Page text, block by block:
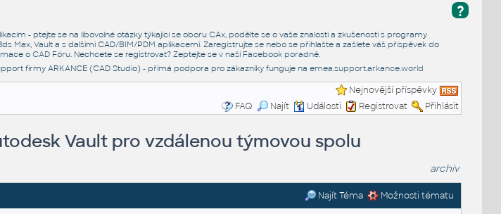
?
- ptejte se na libovolné otázky týkající se oboru CAx, podělte se o vaše znalosti a zkušenosti s programy
Max, Vault a s dalšími CAD/BIM/PDM aplikacemi. Zaregistrujte se nebo se přihlašte a zašlete váš příspěvek do
o CAD Fóru. Nechcete se registrovat? Zeptejte se v naší Facebook poradně.
firmy ARKANCE (CAD Studio) - přímá podpora pro zákazníky funguje na emea.support.arkance.world
Nejnovější příspěvky
FAQ
Najít Události Registrovat Přihlásit
Vault pro vzdálenou týmovou spolu
archiv
Najít Téma Možnosti tématu